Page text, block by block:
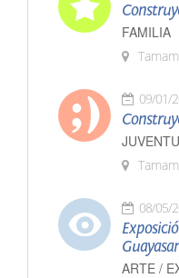
FAMILIA
09/01/
08/05/
ARTE /